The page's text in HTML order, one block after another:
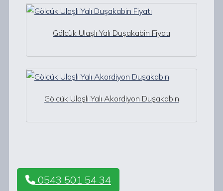
Gölcük Ulaşlı Yalı Duşakabin Fiyatı
Gölcük Ulaşlı Yalı Akordiyon Duşakabin
0543 501 54 34